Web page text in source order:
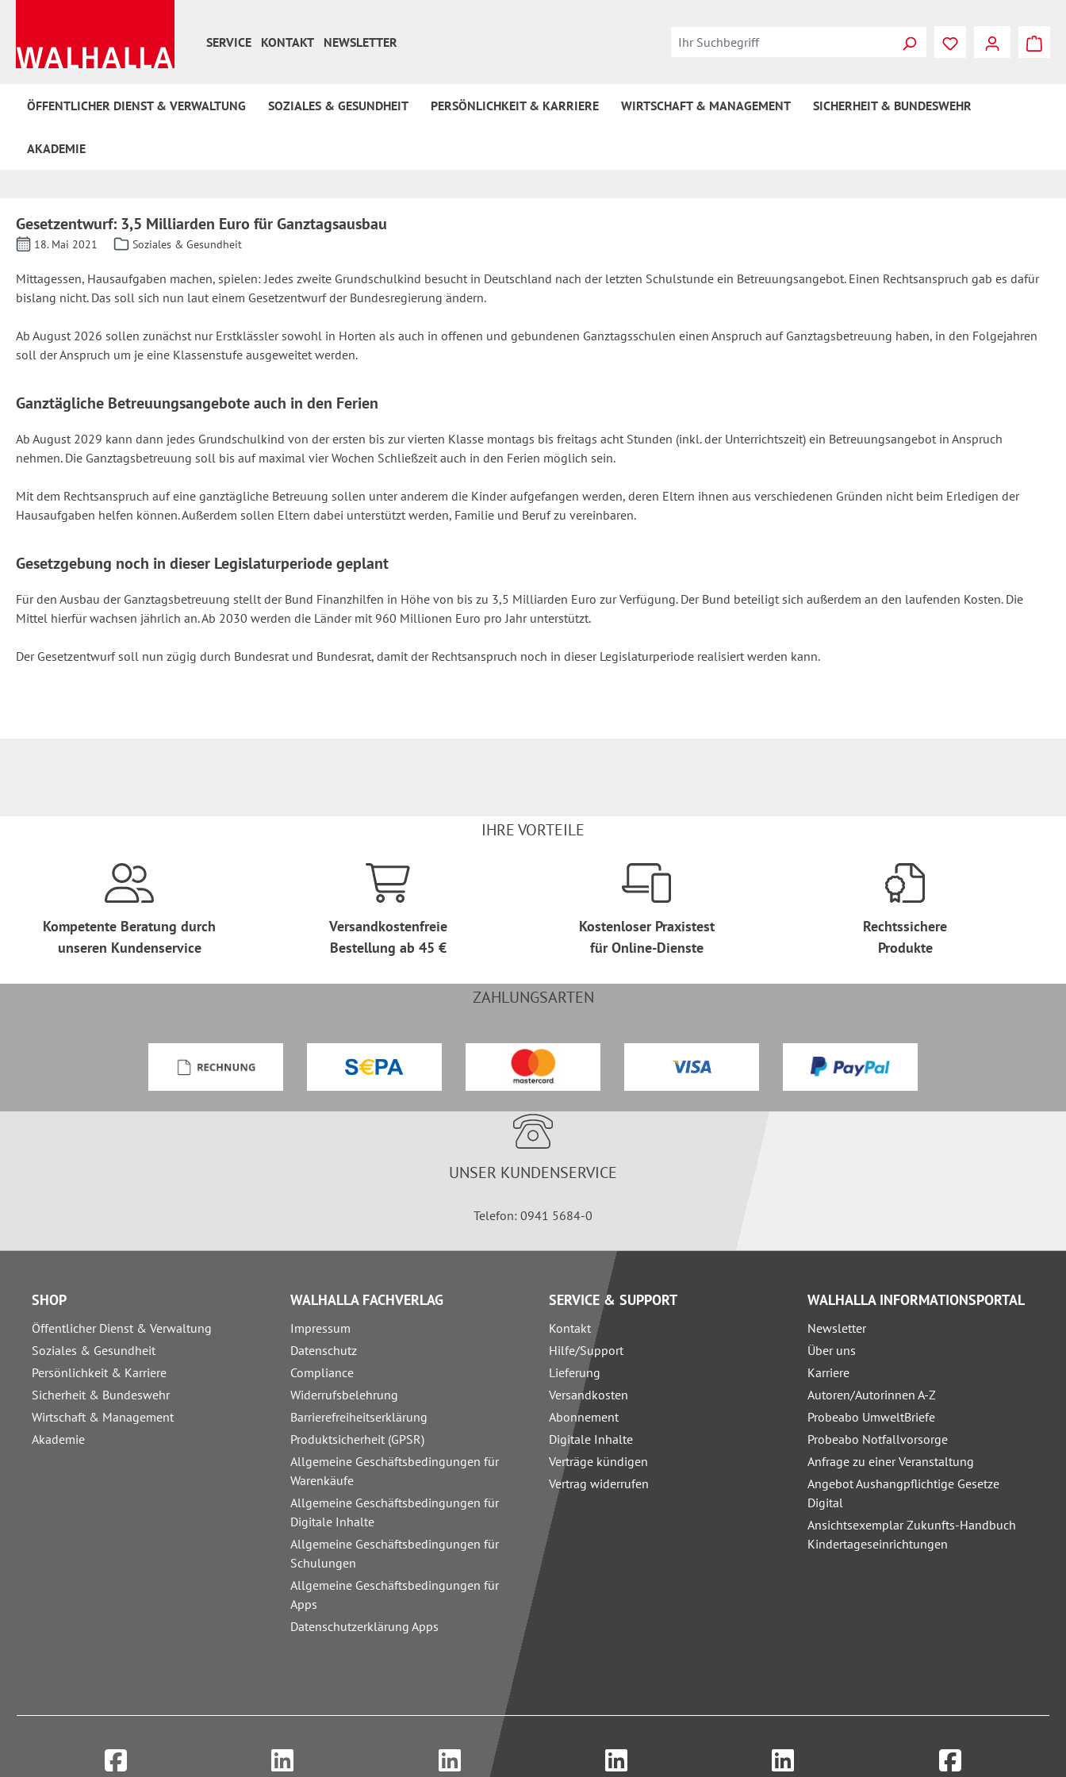
SERVICE
KONTAKT NEWSLETTER
ÖFFENTLICHER DIENST & VERWALTUNG SOZIALES & GESUNDHEIT PERSÖNLICHKEIT & KARRIERE WIRTSCHAFT & MANAGEMENT SICHERHEIT & BUNDESWEHR
AKADEMIE
Gesetzentwurf: 3,5 Milliarden Euro für Ganztagsausbau
18. Mai 2021 Soziales & Gesundheit
Mittagessen, Hausaufgaben machen, spielen: Jedes zweite Grundschulkind besucht in Deutschland nach der letzten Schulstunde ein Betreuungsangebot. Einen Rechtsanspruch gab es dafür
bislang nicht. Das soll sich nun laut einem Gesetzentwurf der Bundesregierung ändern.
Ab August 2026 sollen zunächst nur Erstklässler sowohl in Horten als auch in offenen und gebundenen Ganztagsschulen einen Anspruch auf Ganztagsbetreuung haben, in den Folgejahren
soll der Anspruch um je eine Klassenstufe ausgeweitet werden.
Ganztägliche Betreuungsangebote auch in den Ferien
Ab August 2029 kann dann jedes Grundschulkind von der ersten bis zur vierten Klasse montags bis freitags acht Stunden (inkl. der Unterrichtszeit) ein Betreuungsangebot in Anspruch
nehmen. Die Ganztagsbetreuung soll bis auf maximal vier Wochen Schließzeit auch in den Ferien möglich sein.
Mit dem Rechtsanspruch auf eine ganztägliche Betreuung sollen unter anderem die Kinder aufgefangen werden, deren Eltern ihnen aus verschiedenen Gründen nicht beim Erledigen der
Hausaufgaben helfen können. Außerdem sollen Eltern dabei unterstützt werden, Familie und Beruf zu vereinbaren.
Gesetzgebung noch in dieser Legislaturperiode geplant
Für den Ausbau der Ganztagsbetreuung stellt der Bund Finanzhilfen in Höhe von bis zu 3,5 Milliarden Euro zur Verfügung. Der Bund beteiligt sich außerdem an den laufenden Kosten. Die
Mittel hierfür wachsen jährlich an. Ab 2030 werden die Länder mit 960 Millionen Euro pro Jahr unterstützt.
Der Gesetzentwurf soll nun zügig durch Bundesrat und Bundesrat, damit der Rechtsanspruch noch in dieser Legislaturperiode realisiert werden kann.
IHRE VORTEILE
Kompetente Beratung durch
unseren Kundenservice
Versandkostenfreie
Bestellung ab 45 €
Kostenloser Praxistest
für Online-Dienste
Rechtssichere
Produkte
ZAHLUNGSARTEN
UNSER KUNDENSERVICE
Telefon: 0941 5684-0
SHOP
Öffentlicher Dienst & Verwaltung
Soziales & Gesundheit
Persönlichkeit & Karriere
Sicherheit & Bundeswehr
Wirtschaft & Management
Akademie
WALHALLA FACHVERLAG
Impressum
Datenschutz
Compliance
Widerrufsbelehrung
Barrierefreiheitserklärung
Produktsicherheit (GPSR)
Allgemeine Geschäftsbedingungen für
Warenkäufe
Allgemeine Geschäftsbedingungen für
Digitale Inhalte
Allgemeine Geschäftsbedingungen für
Schulungen
Allgemeine Geschäftsbedingungen für
Apps
Datenschutzerklärung Apps
SERVICE & SUPPORT
Kontakt
Hilfe/Support
Lieferung
Versandkosten
Abonnement
Digitale Inhalte
Verträge kündigen
Vertrag widerrufen
WALHALLA INFORMATIONSPORTAL
Newsletter
Über uns
Karriere
Autoren/Autorinnen A-Z
Probeabo UmweltBriefe
Probeabo Notfallvorsorge
Anfrage zu einer Veranstaltung
Angebot Aushangpflichtige Gesetze
Digital
Ansichtsexemplar Zukunfts-Handbuch
Kindertageseinrichtungen